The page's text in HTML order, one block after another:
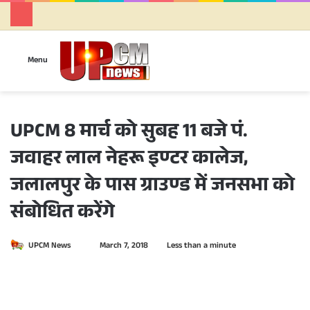
Menu
UPCM 8 मार्च को सुबह 11 बजे पं.
जवाहर लाल नेहरू इण्टर कालेज,
जलालपुर के पास ग्राउण्ड में जनसभा को
संबोधित करेंगे
UPCM News March 7, 2018 Less than a minute